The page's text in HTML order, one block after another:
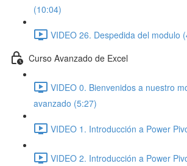
(10:04)
VIDEO 26. Despedida del modulo
Curso Avanzado de Excel
VIDEO 0. Bienvenidos a nuestro
avanzado (5:27)
VIDEO 1. Introducción a Power
VIDEO 2. Introducción a Power